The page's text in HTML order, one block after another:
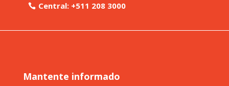
Central: +511 208 3000
Mantente informado